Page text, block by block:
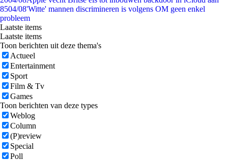
8504/08'Witte' mannen discrimineren is volgens OM geen enkel
probleem
Laatste items
Laatste items
Toon berichten uit deze thema's
Actueel
Entertainment
Sport
Film & Tv
Games
Toon berichten van deze types
Weblog
Column
(P)review
Special
Poll